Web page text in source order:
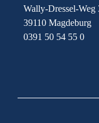
Wally-Dressel-Weg
39110 Magdeburg
0391 50 54 55 0